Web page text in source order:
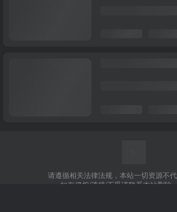
请遵循相关法律法规，本站一切资源不
如有侵权/违规/不妥请联系本站删除